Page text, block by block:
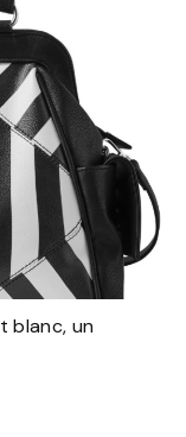
blanc, un